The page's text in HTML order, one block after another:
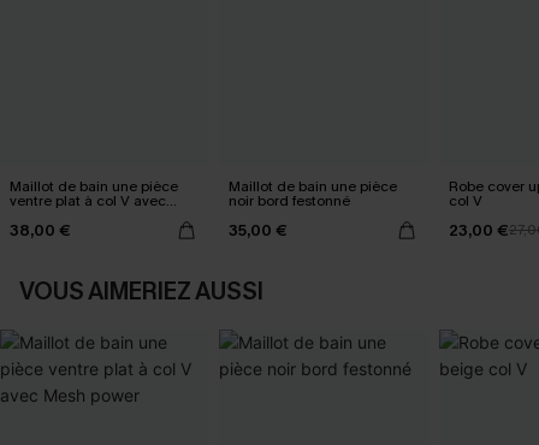
Maillot de bain une pièce
ventre plat à col V avec
38,00 €
Maillot de bain une pièce
noir bord festonné
35,00 €
Robe cover
col V
23,00 €
VOUS AIMERIEZ AUSSI